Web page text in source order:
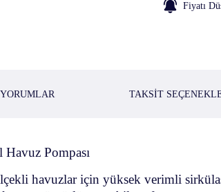
Fiyatı
YORUMLAR TAKSIT
Pompası
havuzlar için yüksek verimli